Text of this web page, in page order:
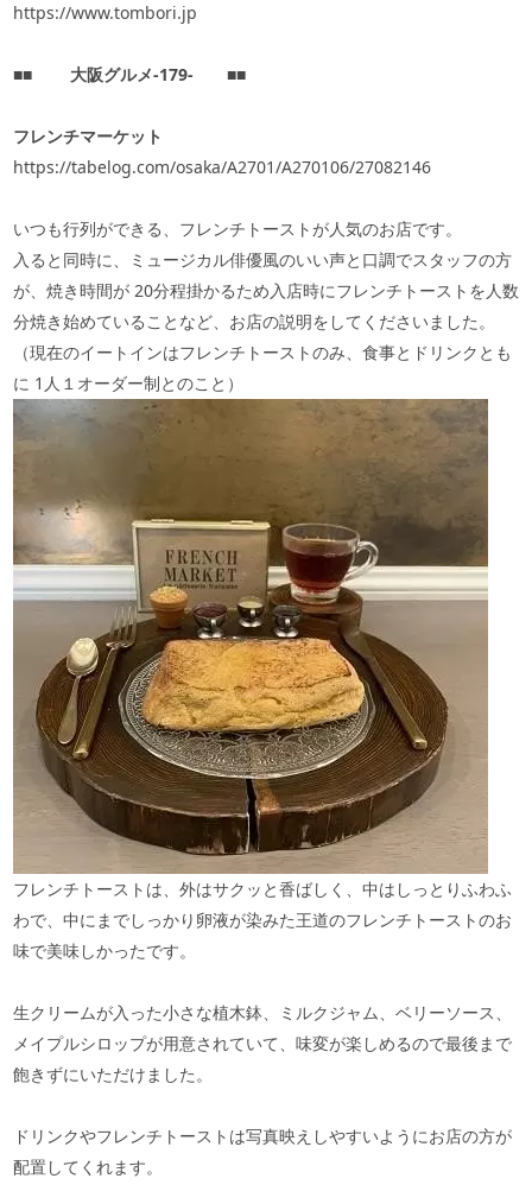
https://www.tombori.jp
■■ 大阪グルメ‐179‐ ■■
フレンチマーケット
https://tabelog.com/osaka/A2701/A270106/27082146
いつも行列ができる、フレンチトーストが人気のお店です。
入ると同時に、ミュージカル俳優風のいい声と口調でスタッフの方
が、焼き時間が 20分程掛かるため入店時にフレンチトーストを人数
分焼き始めていることなど、お店の説明をしてくださいました。
（現在のイートインはフレンチトーストのみ、食事とドリンクとも
に 1 人１オーダー制とのこと）
フレンチトーストは、外はサクッと香ばしく、中はしっとりふわふ
わで、中にまでしっかり卵液が染みた王道のフレンチトーストのお
味で美味しかったです。
生クリームが入った小さな植木鉢、ミルクジャム、ベリーソース、
メイプルシロップが用意されていて、味変が楽しめるので最後まで
飽きずにいただけました。
ドリンクやフレンチトーストは写真映えしやすいようにお店の方が
配置してくれます。